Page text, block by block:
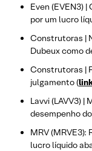
Even (EVEN3)
por um lucro
Construtoras |
Dubeux como
Construtoras |
julgamento (
Lavvi (LAVV3)
desempenho
MRV
lucro líquido